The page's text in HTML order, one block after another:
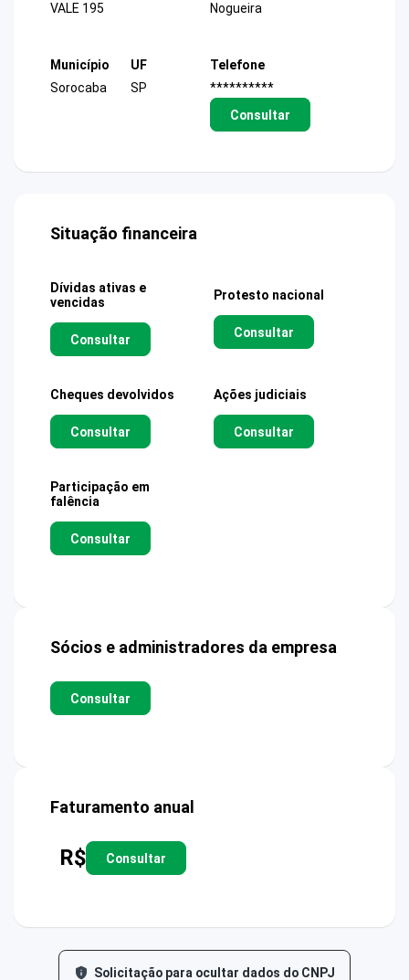
VALE 195
Nogueira
Município
Sorocaba
UF
SP
Telefone
**********
Consultar
Situação financeira
Dívidas ativas e
vencidas
Consultar
Protesto nacional
Consultar
Cheques devolvidos
Consultar
Ações judiciais
Consultar
Participação em
falência
Consultar
Sócios e administradores da empresa
Consultar
Faturamento anual
R$ Consultar
Solicitação para ocultar dados do CNPJ